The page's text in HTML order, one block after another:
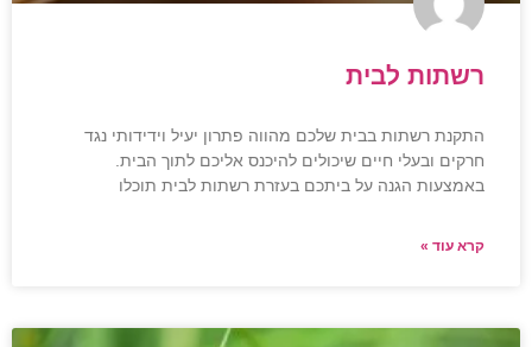
רשתות לבית
התקנת רשתות בבית שלכם מהווה פתרון יעיל וידידותי נגד
חרקים ובעלי חיים שיכולים להיכנס אליכם לתוך הבית.
באמצעות הגנה על ביתכם בעזרת רשתות לבית תוכלו
קרא עוד »